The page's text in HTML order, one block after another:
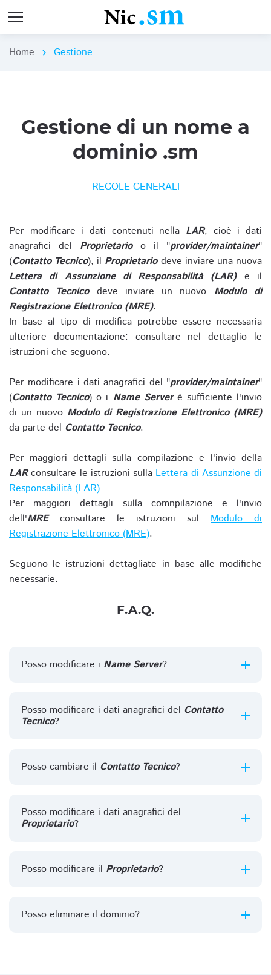
Home chevron_right Gestione
Gestione di un nome a
dominio .sm
REGOLE GENERALI
Per modificare i dati contenuti nella LAR, cioè i dati
anagrafici del Proprietarioo il "provider/maintainer"
(Contatto Tecnico), il Proprietariodeve inviare una nuova
Lettera di Assunzione di Responsabilità (LAR)e il
Contatto Tecnicodeve inviare un nuovo Modulo di
Registrazione Elettronico (MRE).
In base al tipo di modifica potrebbe essere necessaria
ulteriore documentazione: consultare nel dettaglio le
istruzioni che seguono.
Per modificare i dati anagrafici del "provider/maintainer"
(Contatto Tecnico) o i Name Serverè sufficiente l'invio
di un nuovo Modulo di Registrazione Elettronico (MRE)
da parte del Contatto Tecnico.
Per maggiori dettagli sulla compilazione e l'invio della
LARconsultare le istruzioni sullaLettera di Assunzione di
Responsabilità (LAR)
Per maggiori dettagli sulla comnpilazione e l'invio
dell'MREconsultare le istruzioni sul Modulo di
Registrazione Elettronico (MRE).
Seguono le istruzioni dettagliate in base alle modifiche
necessarie.
F.A.Q.
Posso modificare i Name Server?
Posso modificare i dati anagrafici del Contatto
Tecnico?
Posso cambiare il Contatto Tecnico?
Posso modificare i dati anagrafici del
Proprietario?
Posso modificare il Proprietario?
Posso eliminare il dominio?